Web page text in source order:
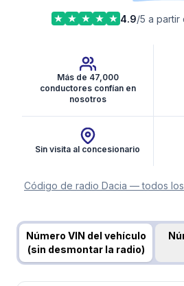
4.9/5 a partir
Más de 47,000
conductores confían en
nosotros
Sin visita al concesionario
Código de radio Dacia — todos
Obtener código de radio
Número VIN del vehículo
(sin desmontar la radio)